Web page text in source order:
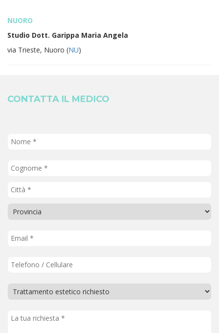
NUORO
Studio Dott. Garippa Maria Angela
via Trieste, Nuoro (NU)
CONTATTA IL MEDICO